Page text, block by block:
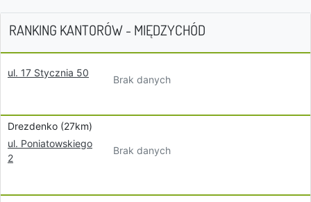
RANKING KANTORÓW - MIĘDZYCHÓD
ul. 17 Stycznia 50
Brak danych
Drezdenko (27km)
ul. Poniatowskiego
2
Brak danych